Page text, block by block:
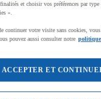
et choisir vos préférences par
».
continuer votre visite sans cookies,
pouvez aussi consulter notre politique
ACCEPTER ET